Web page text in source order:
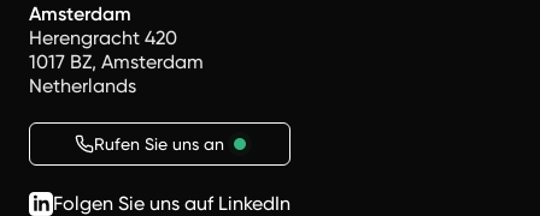
Amsterdam
Herengracht 420
1017 BZ, Amsterdam
Netherlands
Rufen Sie uns an
Folgen Sie uns auf LinkedIn